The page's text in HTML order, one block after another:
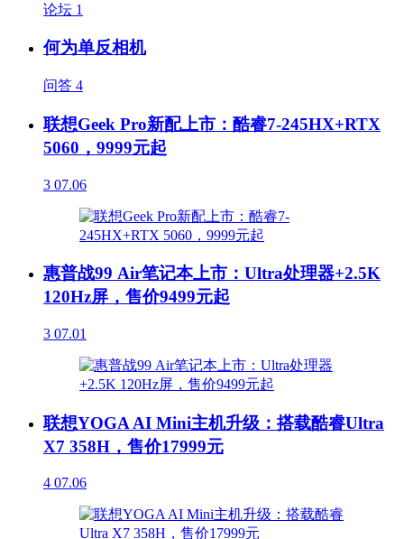
论坛 1
何为单反相机
问答 4
联想Geek Pro新配上市：酷睿7-245HX+RTX
5060，9999元起
3 07.06
惠普战99 Air笔记本上市：Ultra处理器+2.5K
120Hz屏，售价9499元起
3 07.01
联想YOGA AI Mini主机升级：搭载酷睿Ultra
X7 358H，售价17999元
4 07.06